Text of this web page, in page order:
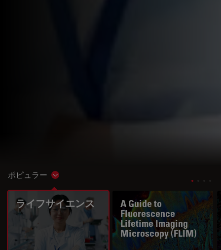
ポピュラー Show subnavigation
ライフサイエンス
A Guide to
Fluorescence
Lifetime Imaging
Microscopy (FLIM)